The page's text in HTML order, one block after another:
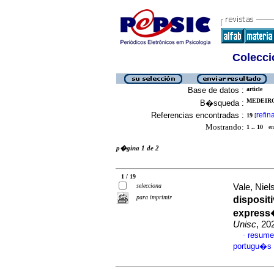
Base de datos : article
B�squeda :
Referencias encontradas : 19 [
Mostrando: 1 .. 10 en
p�gina 1 de 2
1 / 19
selecciona
para imprimir
Vale,
Unisc,
·
portugu�s